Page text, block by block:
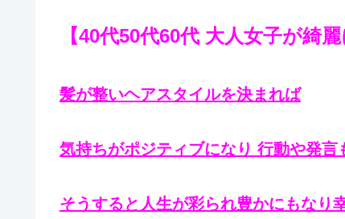
【40代50代60代 大人女子が綺
髪が整いヘアスタイルを決まれば
気持ちがポジティブになり 行動や発言
そうすると人生が彩られ豊かにもなり